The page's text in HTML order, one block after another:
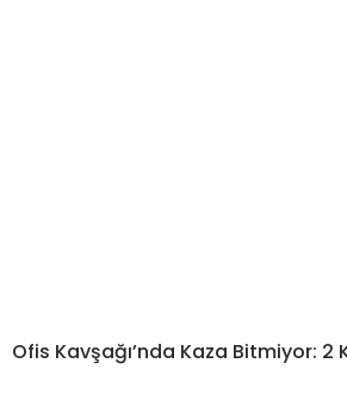
Ofis Kavşağı’nda Kaza Bitmiyor: 2